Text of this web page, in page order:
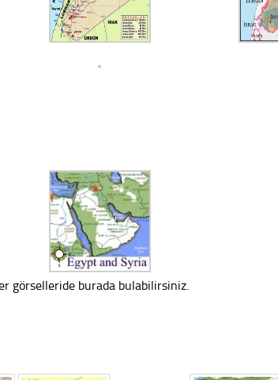
görselleride burada bulabilirsiniz.